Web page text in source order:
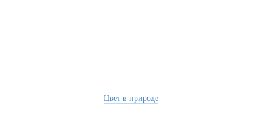
Цвет в природе